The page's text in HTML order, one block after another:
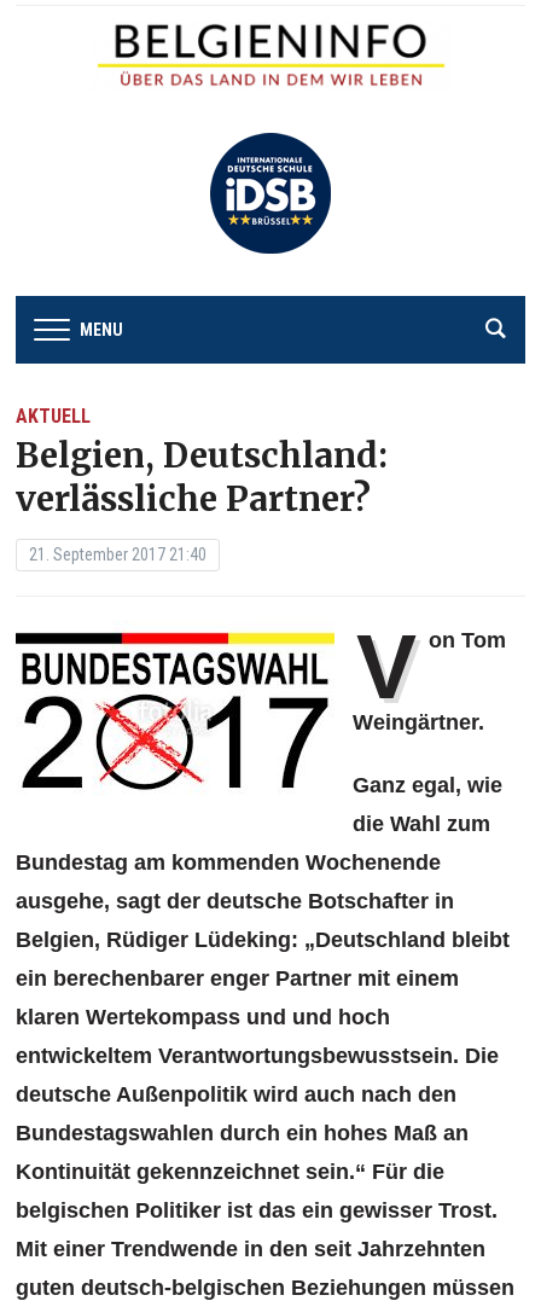
MENU
AKTUELL
Belgien, Deutschland:
verlässliche Partner?
21. September 2017 21:40
V on Tom
Weingärtner.
Ganz egal, wie
die Wahl zum
Bundestag am kommenden Wochenende
ausgehe, sagt der deutsche Botschafter in
Belgien, Rüdiger Lüdeking: „Deutschland bleibt
ein berechenbarer enger Partner mit einem
klaren Wertekompass und und hoch
entwickeltem Verantwortungsbewusstsein. Die
deutsche Außenpolitik wird auch nach den
Bundestagswahlen durch ein hohes Maß an
Kontinuität gekennzeichnet sein.“ Für die
belgischen Politiker ist das ein gewisser Trost.
Mit einer Trendwende in den seit Jahrzehnten
guten deutsch-belgischen Beziehungen müssen